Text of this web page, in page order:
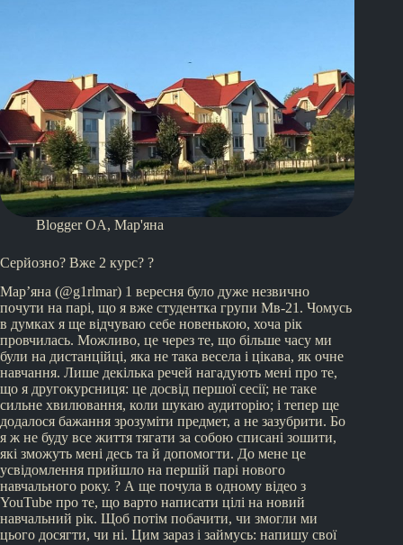
Blogger OA, Мар'яна
Серйозно? Вже 2 курс? ?
Мар’яна (@g1rlmar) 1 вересня було дуже незвично
почути на парі, що я вже студентка групи Мв-21. Чомусь
в думках я ще відчуваю себе новенькою, хоча рік
провчилась. Можливо, це через те, що більше часу ми
були на дистанційці, яка не така весела і цікава, як очне
навчання. Лише декілька речей нагадують мені про те,
що я другокурсниця: це досвід першої сесії; не таке
сильне хвилювання, коли шукаю аудиторію; і тепер ще
додалося бажання зрозуміти предмет, а не зазубрити. Бо
я ж не буду все життя тягати за собою списані зошити,
які зможуть мені десь та й допомогти. До мене це
усвідомлення прийшло на першій парі нового
навчального року. ? А ще почула в одному відео з
YouTube про те, що варто написати цілі на новий
навчальний рік. Щоб потім побачити, чи змогли ми
цього досягти, чи ні. Цим зараз і займусь: напишу свої